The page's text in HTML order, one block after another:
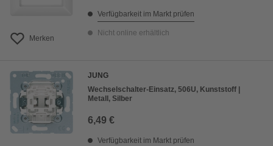
Merken
Verfügbarkeit im Markt prüfen
Nicht online erhältlich
JUNG
Wechselschalter-Einsatz, 506U, Kunststoff |
Metall, Silber
6,49 €
Verfügbarkeit im Markt prüfen